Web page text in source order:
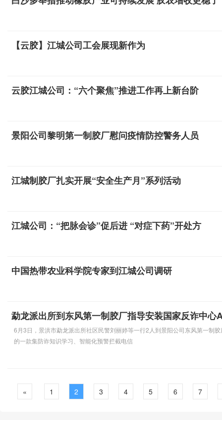
【云胶】江城公司工会展现新作为
云胶江城公司：“六个聚焦”推进工作再上新台阶
景阳公司黎明第一制胶厂慰问疫情防控警务人员
江城制胶厂扎实开展“安全生产月”系列活动
江城公司：“把脉会诊”促后进 “对症下药”开处方
中国热带农业科学院专家到江城公司调研
勐龙派出所到东风第一制胶厂指导安装国家反诈中心
6月3日，景洪市勐龙派出所社区民警刘丽婷等一行2人到景阳公司东风第一制
的一款集防诈知识学习、智能化预警拦截电信
« 1 2 3 4 5 6 7